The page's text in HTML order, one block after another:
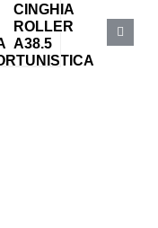
CINGHIA
ROLLER
A38.5